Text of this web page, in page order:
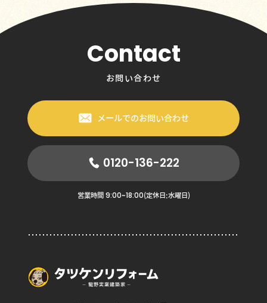
Contact
お問い合わせ
メールでのお問い合わせ
0120-136-222
営業時間 9:00~18:00(定休日:水曜日)